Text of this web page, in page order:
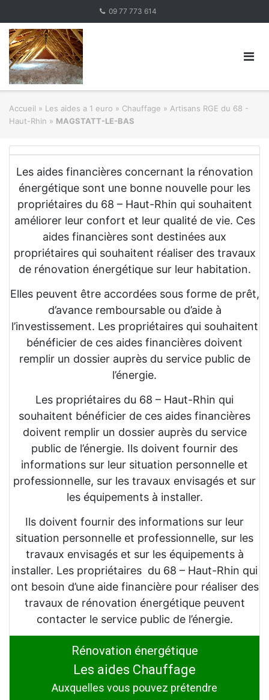
content
09 77 773 614
Accueil » Les aides a 1 euro » Chauffage » Artisans RGE du 68 -
Haut-Rhin » MAGSTATT-LE-BAS
Les aides financières concernant la rénovation
énergétique sont une bonne nouvelle pour les
propriétaires du 68 – Haut-Rhin qui souhaitent
améliorer leur confort et leur qualité de vie. Ces
aides financières sont destinées aux
propriétaires qui souhaitent réaliser des travaux
de rénovation énergétique sur leur habitation.
Elles peuvent être accordées sous forme de prêt,
d’avance remboursable ou d’aide à
l’investissement. Les propriétaires qui souhaitent
bénéficier de ces aides financières doivent
remplir un dossier auprès du service public de
l’énergie.
Les propriétaires du 68 – Haut-Rhin qui
souhaitent bénéficier de ces aides financières
doivent remplir un dossier auprès du service
public de l’énergie. Ils doivent fournir des
informations sur leur situation personnelle et
professionnelle, sur les travaux envisagés et sur
les équipements à installer.
Ils doivent fournir des informations sur leur
situation personnelle et professionnelle, sur les
travaux envisagés et sur les équipements à
installer. Les propriétaires du 68 – Haut-Rhin qui
ont besoin d’une aide financière pour réaliser des
travaux de rénovation énergétique peuvent
contacter le service public de l’énergie.
Rénovation énergétique
Les aides Chauffage
Auxquelles vous pouvez prétendre